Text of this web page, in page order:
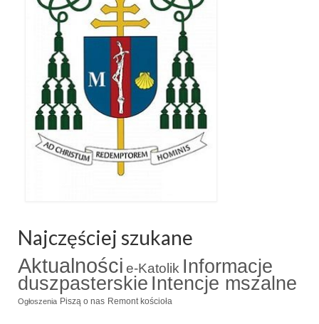
Najczęściej szukane
Aktualności e-Katolik Informacje
duszpasterskie Intencje mszalne
Ogłoszenia Piszą o nas Remont kościoła